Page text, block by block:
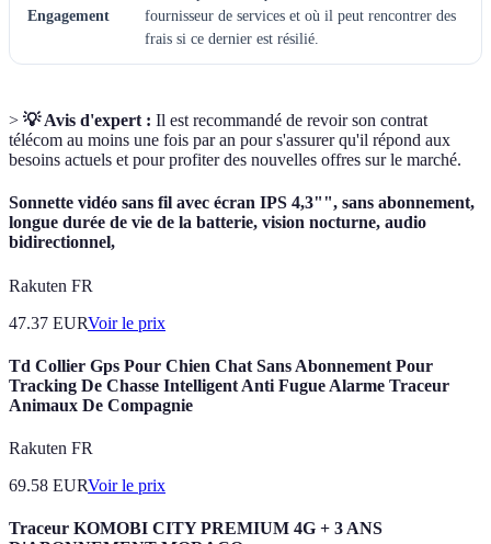
Engagement
fournisseur de services et où il peut rencontrer des
frais si ce dernier est résilié.
> 💡 Avis d'expert : Il est recommandé de revoir son contrat
télécom au moins une fois par an pour s'assurer qu'il répond aux
besoins actuels et pour profiter des nouvelles offres sur le marché.
Sonnette vidéo sans fil avec écran IPS 4,3"", sans abonnement,
longue durée de vie de la batterie, vision nocturne, audio
bidirectionnel,
Rakuten FR
47.37 EURVoir le prix
Td Collier Gps Pour Chien Chat Sans Abonnement Pour
Tracking De Chasse Intelligent Anti Fugue Alarme Traceur
Animaux De Compagnie
Rakuten FR
69.58 EURVoir le prix
Traceur KOMOBI CITY PREMIUM 4G + 3 ANS